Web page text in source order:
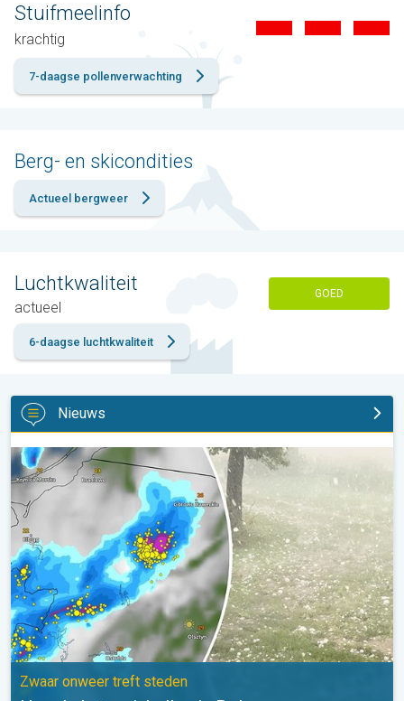
Stuifmeelinfo
krachtig
7-daagse pollenverwachting
Berg- en skicondities
Actueel bergweer
Luchtkwaliteit
actueel
GOED
6-daagse luchtkwaliteit
Nieuws
Hagel als tennisballen in Polen. Zwaar onweer treft steden. . .
Zwaar onweer treft steden